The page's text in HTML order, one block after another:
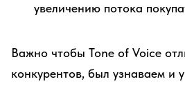
увеличению потока
Важно чтобы Tone of Voice
конкурентов, был узнаваем и